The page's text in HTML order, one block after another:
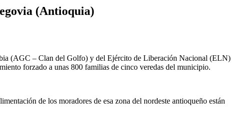
(Antioquia)
(AGC – Clan del Golfo) y del Ejército de Liberación Nacional (ELN)
forzado a unas 800 familias de cinco veredas del municipio.
de los moradores de esa zona del nordeste antioqueño están